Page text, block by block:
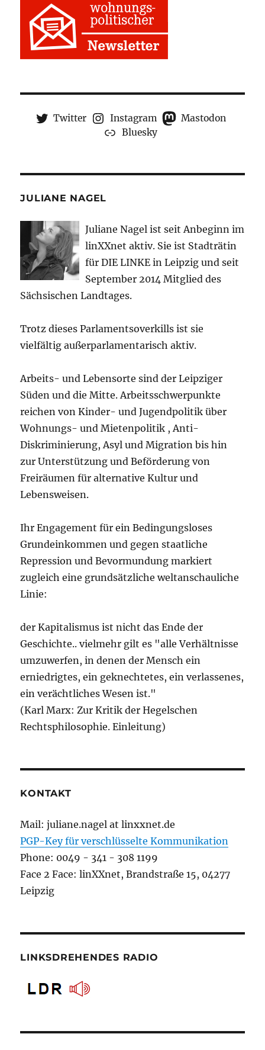
Twitter Instagram
Mastodon
Bluesky
JULIANE NAGEL
Juliane Nagel ist seitAnbeginn im
linXXnet aktiv. Sie ist Stadträtin
für DIE LINKE in Leipzig und seit
September 2014 Mitglied des
Sächsischen Landtages.
Trotz dieses Parlamentsoverkills ist sie
vielfältig außerparlamentarisch aktiv.
Arbeits- und Lebensorte sind der Leipziger
Süden und die Mitte. Arbeitsschwerpunkte
reichen von Kinder- und Jugendpolitik über
Wohnungs- und Mietenpolitik , Anti-
Diskriminierung, Asyl und Migration bis hin
zur Unterstützung und Beförderung von
Freiräumen für alternative Kultur und
Lebensweisen.
Ihr Engagement für ein Bedingungsloses
Grundeinkommen und gegen staatliche
Repression und Bevormundung markiert
zugleich eine grundsätzliche weltanschauliche
Linie:
der Kapitalismus ist nicht das Ende der
Geschichte.. vielmehr gilt es "alle Verhältnisse
umzuwerfen, in denen der Mensch ein
erniedrigtes, ein geknechtetes, ein verlassenes,
ein verächtliches Wesen ist."
(Karl Marx: Zur Kritik der Hegelschen
Rechtsphilosophie. Einleitung)
KONTAKT
Mail: juliane.nagel at linxxnet.de
PGP-Key für verschlüsselte Kommunikation
Phone: 0049 - 341 - 308 1199
Face 2 Face: linXXnet, Brandstraße 15, 04277
Leipzig
LINKSDREHENDES RADIO